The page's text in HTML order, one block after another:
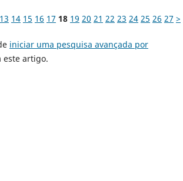
13 14 15 16 17 18 19 20 21 22 23 24 25 26 27 >
iniciar uma pesquisa avançada por
artigo.